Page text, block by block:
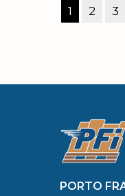
degli
articoli
1 2 3
PORTO